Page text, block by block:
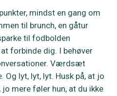
mindst en gang om
til brunch, en gåtur
til fodbolden
forbinde dig. I behøver
Værdsæt
Og lyt, lyt, lyt. Husk på, at jo
mere føler hun, at du ikke